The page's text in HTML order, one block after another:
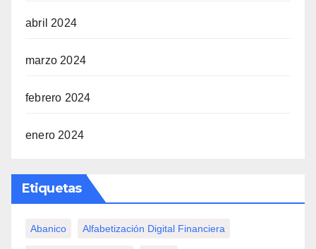
abril 2024
marzo 2024
febrero 2024
enero 2024
Etiquetas
Abanico Alfabetización Digital Financiera